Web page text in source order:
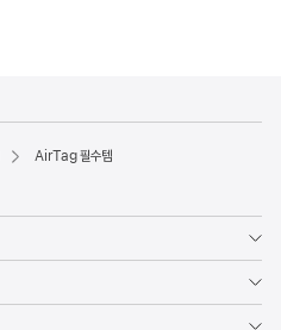
AirTag 필수템